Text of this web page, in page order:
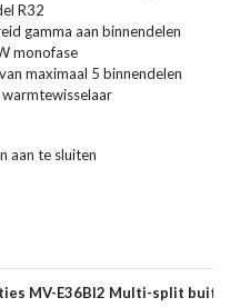
R32
gamma aan binnendelen
monofase
maximaal 5 binnendelen
warmtewisselaar
aan te sluiten
MV-E36BI2 Multi-split